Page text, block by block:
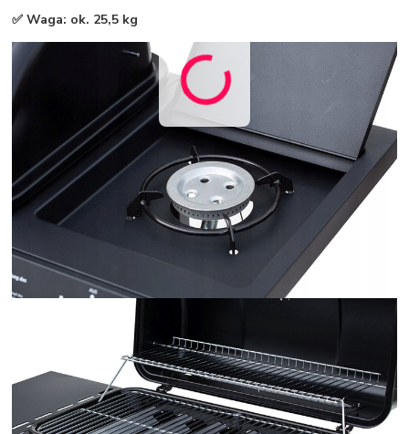
✅ Waga: ok. 25,5 kg